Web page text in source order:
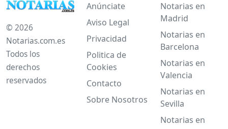
© 2026
Notarias.com.es
Todos los
derechos
reservados
Anúnciate
Aviso Legal
Privacidad
Politica de
Cookies
Contacto
Sobre Nosotros
Notarias en
Madrid
Notarias en
Barcelona
Notarias en
Valencia
Notarias en
Sevilla
Notarias en